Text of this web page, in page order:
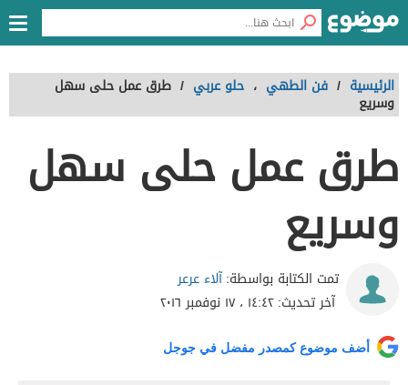
الرئيسية / فن الطهي ، حلو عربي / طرق عمل حلى سهل
وسريع
طرق عمل حلى سهل
وسريع
تمت الكتابة بواسطة:آلاء عرعر
آخر تحديث:١٤:٤٢ ، ١٧ نوفمبر ٢٠١٦
أضف موضوع كمصدر مفضل في جوجل